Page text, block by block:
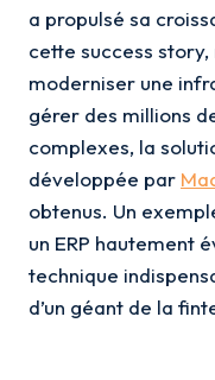
a propulsé sa
cette success
moderniser une
gérer des millions
complexes, la
développée par
obtenus. Un
un ERP hautement
technique
d’un géant de la